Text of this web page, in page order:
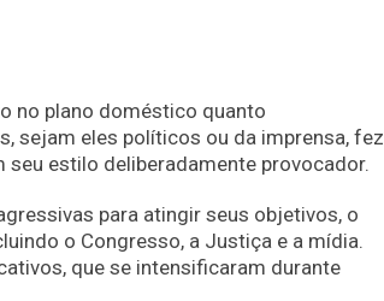
no plano doméstico quanto
sejam eles políticos ou da imprensa, fez
estilo deliberadamente provocador.
para atingir seus objetivos, o
o Congresso, a Justiça e a mídia.
que se intensificaram durante